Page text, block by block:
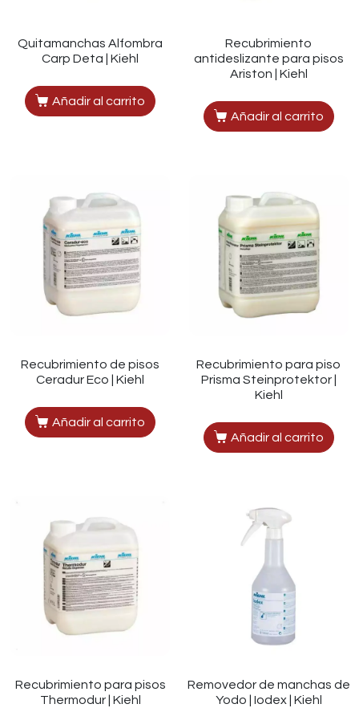
Quitamanchas Alfombra
Carp Deta | Kiehl
Añadir al carrito
Recubrimiento
antideslizante para pisos
Ariston | Kiehl
Añadir al carrito
Recubrimiento de pisos
Ceradur Eco | Kiehl
Añadir al carrito
Recubrimiento para piso
Prisma Steinprotektor |
Kiehl
Añadir al carrito
Recubrimiento para pisos
Thermodur | Kiehl
Removedor de manchas de
Yodo | Iodex | Kiehl